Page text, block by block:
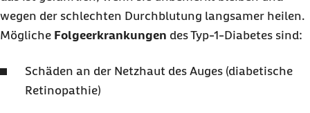
wegen der schlechten Durchblutung langsamer heilen.
Mögliche Folgeerkrankungen des Typ-1-Diabetes sind:
Schäden an der Netzhaut des Auges (diabetische
Retinopathie)